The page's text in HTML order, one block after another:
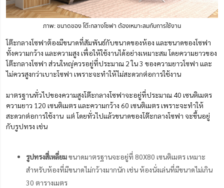
ภาพ: ขนาดของ โต๊ะกลางโซฟา ต้องเหมาะสมกับการใช้งาน
โต๊ะกลางโซฟาต้องมีขนาดที่สัมพันธ์กับขนาดของห้อง และขนาดของโซฟา
ทั้งความกว้าง และความสูง เพื่อให้ใช้งานได้อย่างเหมาะสม โดยความยาวของ
โต๊ะกลางโซฟา ส่วนใหญ่ควรอยู่ที่ประมาณ 2 ใน 3 ของความยาวโซฟา และ
ไม่ควรสูงกว่าเบาะโซฟา เพราะจะทำให้ไม่สะดวกต่อการใช้งาน
มาตรฐานทั่วไปของความสูงโต๊ะกลางโซฟาจะอยู่ที่ประมาณ 40 เซนติเมตร
ความยาว 120 เซนติเมตร และความกว้าง 60 เซนติเมตร เพราะจะทำให้
สะดวกต่อการใช้งาน แต่ โดยทั่วไปแล้วขนาดของโต๊ะกลางโซฟา จะขึ้นอยู่
กับรูปทรง เช่น
รูปทรงสี่เหลี่ยมขนาดมาตรฐานจะอยู่ที่ 80X80 เซนติเมตร เหมาะ
สำหรับห้องที่มีขนาดไม่กว้างมากนัก เช่น ห้องนั่งเล่นที่มีขนาดไม่เกิน
30 ตารางเมตร